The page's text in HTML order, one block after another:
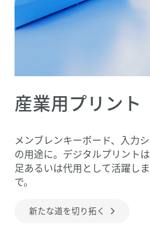
産業用プリント
メンブレンキーボード、入力
の用途に。デジタルプリント
足あるいは代用として活躍し
で。
新たな道を切り拓く